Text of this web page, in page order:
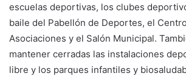
escuelas deportivas, los clubes
baile del Pabellón de Deportes, el
Asociaciones y el Salón Municipal.
mantener cerradas las instalaciones
libre y los parques infantiles y